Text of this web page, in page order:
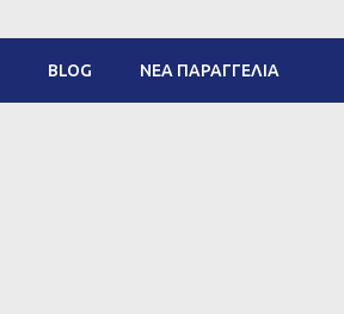
BLOG ΝΈΑ ΠΑΡΑΓΓΕΛΊΑ